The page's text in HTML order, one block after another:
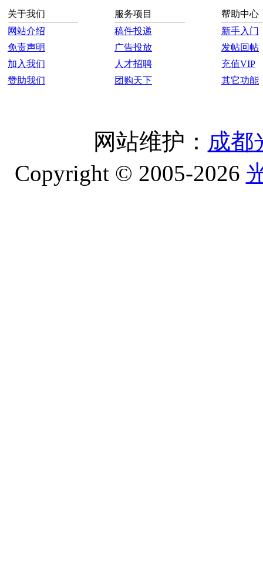
关于我们
网站介绍
免责声明
加入我们
赞助我们
服务项目
稿件投递
广告投放
人才招聘
团购天下
帮助中心
新手入门
发帖回帖
充值VIP
其它功能
网站维护： 成都
Copyright © 2005-2026